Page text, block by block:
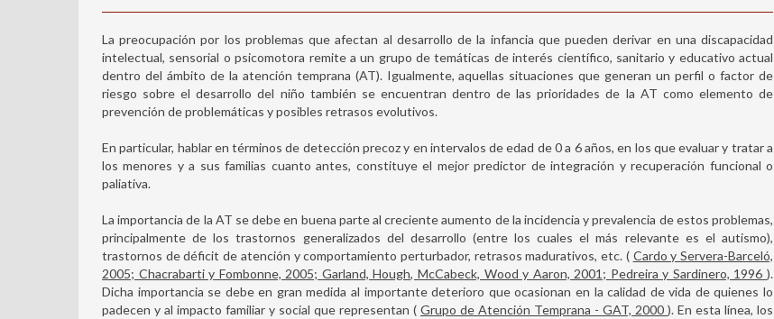
La preocupación por los problemas que afectan al desarrollo de la infancia que pueden derivar en una discapacidad
intelectual, sensorial o psicomotora remite a un grupo de temáticas de interés científico, sanitario y educativo actual
dentro del ámbito de la atención temprana (AT). Igualmente, aquellas situaciones que generan un perfil o factor de
riesgo sobre el desarrollo del niño también se encuentran dentro de las prioridades de la AT como elemento de
prevención de problemáticas y posibles retrasos evolutivos.
En particular, hablar en términos de detección precoz y en intervalos de edad de 0 a 6 años, en los que evaluar y tratar a
los menores y a sus familias cuanto antes, constituye el mejor predictor de integración y recuperación funcional o
paliativa.
La importancia de la AT se debe en buena parte al creciente aumento de la incidencia y prevalencia de estos problemas,
principalmente de los trastornos generalizados del desarrollo (entre los cuales el más relevante es el autismo),
trastornos de déficit de atención y comportamiento perturbador, retrasos madurativos, etc. ( Cardo y Servera-Barceló,
2005; Chacrabarti y Fombonne, 2005; Garland, Hough, McCabeck, Wood y Aaron, 2001; Pedreira y Sardinero, 1996 ).
Dicha importancia se debe en gran medida al importante deterioro que ocasionan en la calidad de vida de quienes lo
padecen y al impacto familiar y social que representan ( Grupo de Atención Temprana - GAT, 2000 ). En esta línea, los